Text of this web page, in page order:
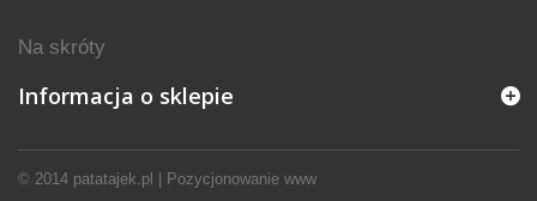
© 2014 patatajek.pl Pozycjonowanie www
Na skróty
Informacja o sklepie